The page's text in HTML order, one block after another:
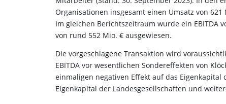
Organisationen insgesamt einen Umsatz von
Im gleichen Berichtszeitraum wurde ein EBITDA
von rund 552 Mio. € ausgewiesen.
Die vorgeschlagene Transaktion wird
EBITDA vor wesentlichen Sondereffekten von
einmaligen negativen Effekt auf das
Eigenkapital der Landesgesellschaften und